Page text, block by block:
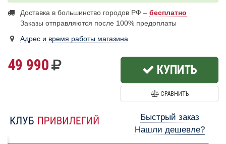
Доставка в большинство городов РФ – бесплатно
Заказы отправляются после 100% предоплаты
Адрес и время работы магазина
49 990 КУПИТЬ
СРАВНИТЬ
Быстрый заказ
Нашли дешевле?